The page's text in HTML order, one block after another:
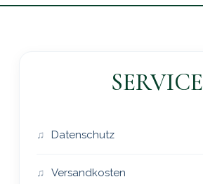
SERVICE
Datenschutz
Versandkosten